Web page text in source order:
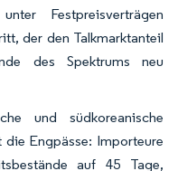
Festpreisverträgen
der den Talkmarktanteil
des Spektrums neu
und südkoreanische
Engpässe: Importeure
auf 45 Tage,